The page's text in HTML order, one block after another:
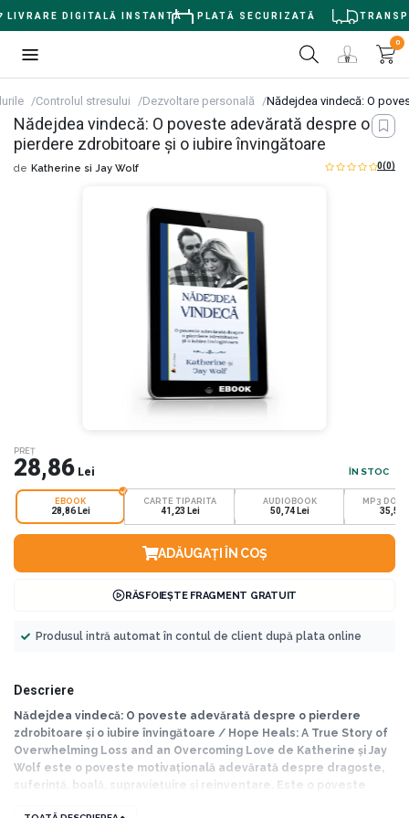
DIGITALĂ INSTANTĂ PLATĂ SECURIZATĂ
0
Controlul stresului Dezvoltare personală Nădejdea vindecă: O
Nădejdea vindecă: O poveste adevărată despre o
pierdere zdrobitoare și o iubire învingătoare
de Katherine si Jay Wolf 0(0)
PREȚ
28,86 Lei ÎN STOC
EBOOK
28,86 Lei
CARTE TIPARITA
41,23 Lei
AUDIOBOOK
50,74 Lei
MP3
35,52
ADĂUGAȚI ÎN COȘ
RĂSFOIEȘTE FRAGMENT GRATUIT
Produsul intră automat în contul de client după plata online
Descriere
Nădejdea vindecă: O poveste adevărată despre o pierdere
zdrobitoare și o iubire învingătoare / Hope Heals: A True Story of
Overwhelming Loss and an Overcoming Love de Katherine și Jay
Wolf este o poveste motivațională adevărată despre dragoste,
suferință, boală, supraviețuire și reinventare. Este o poveste